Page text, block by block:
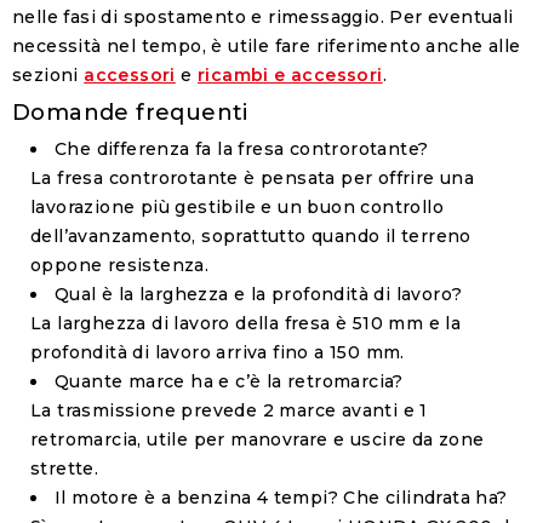
nelle fasi di spostamento e rimessaggio. Per eventuali
necessità nel tempo, è utile fare riferimento anche alle
sezioni accessori e ricambi e accessori.
Domande frequenti
Che differenza fa la fresa controrotante?
La fresa controrotante è pensata per offrire una
lavorazione più gestibile e un buon controllo
dell’avanzamento, soprattutto quando il terreno
oppone resistenza.
Qual è la larghezza e la profondità di lavoro?
La larghezza di lavoro della fresa è 510 mm e la
profondità di lavoro arriva fino a 150 mm.
Quante marce ha e c’è la retromarcia?
La trasmissione prevede 2 marce avanti e 1
retromarcia, utile per manovrare e uscire da zone
strette.
Il motore è a benzina 4 tempi? Che cilindrata ha?